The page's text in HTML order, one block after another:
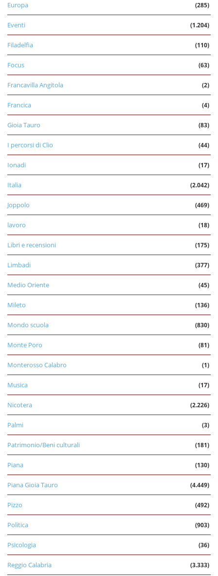
Europa (285)
Eventi (1.204)
Filadelfia (110)
Focus (63)
Francavilla Angitola (2)
Francica (4)
Gioia Tauro (83)
I percorsi di Clio (44)
Ionadi (17)
Italia (2.042)
Joppolo (469)
lavoro (18)
Libri e recensioni (175)
Limbadi (377)
Medio Oriente (45)
Mileto (136)
Mondo scuola (830)
Monte Poro (81)
Monterosso Calabro (1)
Musica (17)
Nicotera (2.226)
Palmi (3)
Patrimonio/Beni culturali (181)
Piana (130)
Piana Gioia Tauro (4.449)
Pizzo (492)
Politica (903)
Psicologia (36)
Reggio Calabria (3.333)